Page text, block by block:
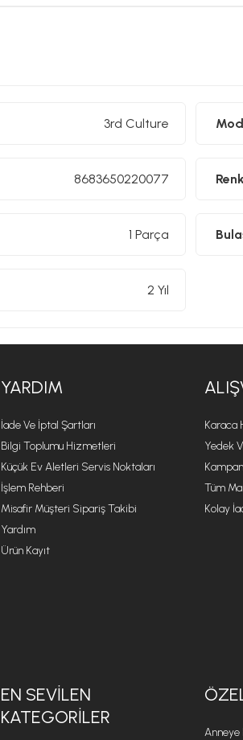
3rd Culture
8683650220077
1 Parça
2 Yıl
YARDIM
İade Ve İptal Şartları
Bilgi Toplumu Hizmetleri
Küçük Ev Aletleri Servis Noktaları
İşlem Rehberi
Misafir Müşteri Sipariş Takibi
Yardım
Ürün Kayıt
Karaca
Yedek
Tüm
Kolay
EN SEVILEN
KATEGORILER
Anneye